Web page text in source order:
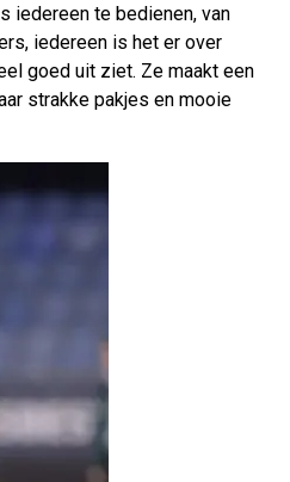
iedereen te bedienen, van
iedereen is het er over
goed uit ziet. Ze maakt een
strakke pakjes en mooie